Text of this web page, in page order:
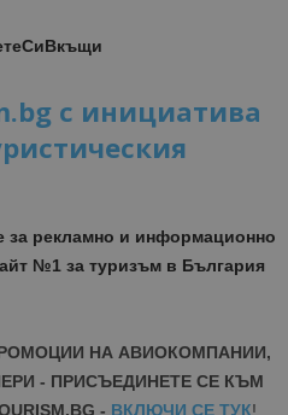
с инициатива
за рекламно и информационно
№1 за туризъм в България
НА АВИОКОМПАНИИ,
- ПРИСЪЕДИНЕТЕ СЕ КЪМ
- ВКЛЮЧИ СЕ ТУК!